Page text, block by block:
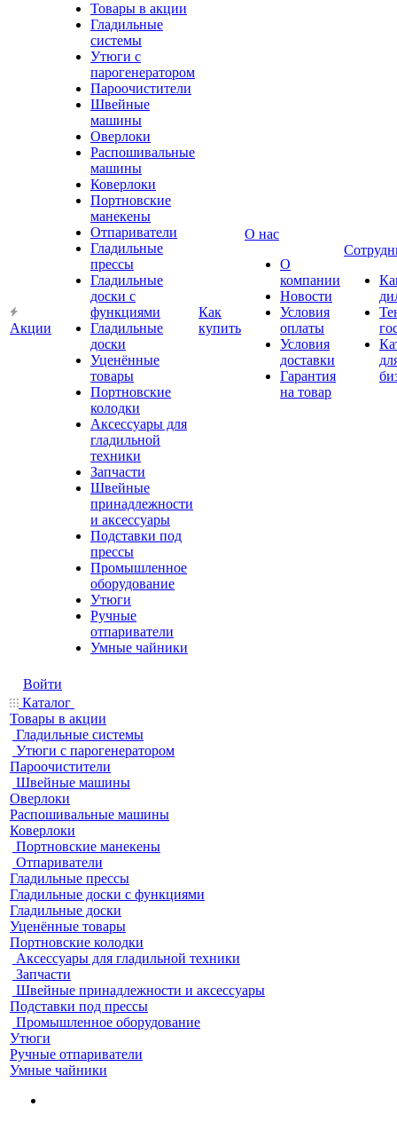
Акции
Товары в акции
Гладильные
системы
Утюги с
парогенератором
Пароочистители
Швейные
машины
Оверлоки
Распошивальные
машины
Коверлоки
Портновские
манекены
Отпариватели
Гладильные
прессы
Гладильные
доски с
функциями
Гладильные
доски
Уценённые
товары
Портновские
колодки
Аксессуары для
гладильной
техники
Запчасти
Швейные
принадлежности
и аксессуары
Подставки под
прессы
Промышленное
оборудование
Утюги
Ручные
отпариватели
Умные чайники
Как
купить
О нас
О
компании
Новости
Условия
оплаты
Условия
доставки
Гарантия
на товар
Войти
Каталог
Товары в акции
Гладильные системы
Утюги с парогенератором
Пароочистители
Швейные машины
Оверлоки
Распошивальные машины
Коверлоки
Портновские манекены
Отпариватели
Гладильные прессы
Гладильные доски с функциями
Гладильные доски
Уценённые товары
Портновские колодки
Аксессуары для гладильной техники
Запчасти
Швейные принадлежности и аксессуары
Подставки под прессы
Промышленное оборудование
Утюги
Ручные отпариватели
Умные чайники